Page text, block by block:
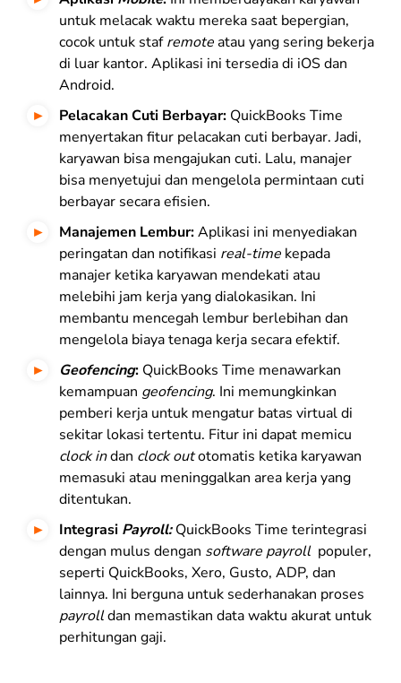
untuk melacak waktu mereka saat bepergian,
cocok untuk stafremoteatau yang sering bekerja
di luar kantor. Aplikasi ini tersedia di iOS dan
Android.
Pelacakan Cuti Berbayar: QuickBooks Time
menyertakan fitur pelacakan cuti berbayar. Jadi,
karyawan bisa mengajukan cuti. Lalu, manajer
bisa menyetujui dan mengelola permintaan cuti
berbayar secara efisien.
Manajemen Lembur:Aplikasi ini menyediakan
peringatan dan notifikasi real-time kepada
manajer ketika karyawan mendekati atau
melebihi jam kerja yang dialokasikan. Ini
membantu mencegah lembur berlebihan dan
mengelola biaya tenaga kerja secara efektif.
Geofencing: QuickBooks Time menawarkan
kemampuan geofencing. Ini memungkinkan
pemberi kerja untuk mengatur batas virtual di
sekitar lokasi tertentu. Fitur ini dapat memicu
clock indan clock outotomatis ketika karyawan
memasuki atau meninggalkan area kerja yang
ditentukan.
Integrasi Payroll:QuickBooks Time terintegrasi
dengan mulus dengan software payroll populer,
seperti QuickBooks, Xero, Gusto, ADP, dan
lainnya. Ini berguna untuk sederhanakan proses
payrolldan memastikan data waktu akurat untuk
perhitungan gaji.